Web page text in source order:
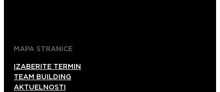
MAPA STRANICE
IZABERITE TERMIN
TEAM BUILDING
AKTUELNOSTI